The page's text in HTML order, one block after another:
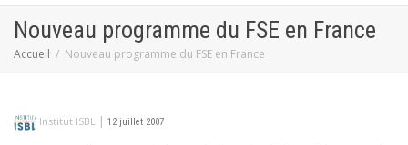
Nouveau programme du FSE en France
Accueil Nouveau programme du FSE en France
Institut ISBL | 12 juillet 2007